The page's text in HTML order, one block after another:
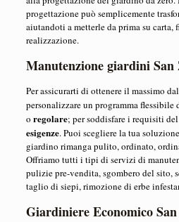
progettazione può semplicemente
aiutandoti a metterle da prima su carta,
realizzazione.
Manutenzione giardini
Per assicurarti di ottenere il massimo
personalizzare un programma
o regolare; per soddisfare i requisiti
esigenze. Puoi scegliere la tua
giardino rimanga pulito, ordinato,
Offriamo tutti i tipi di servizi di
pulizie pre-vendita, sgombero del sito,
taglio di siepi, rimozione di erbe
Giardiniere Economico